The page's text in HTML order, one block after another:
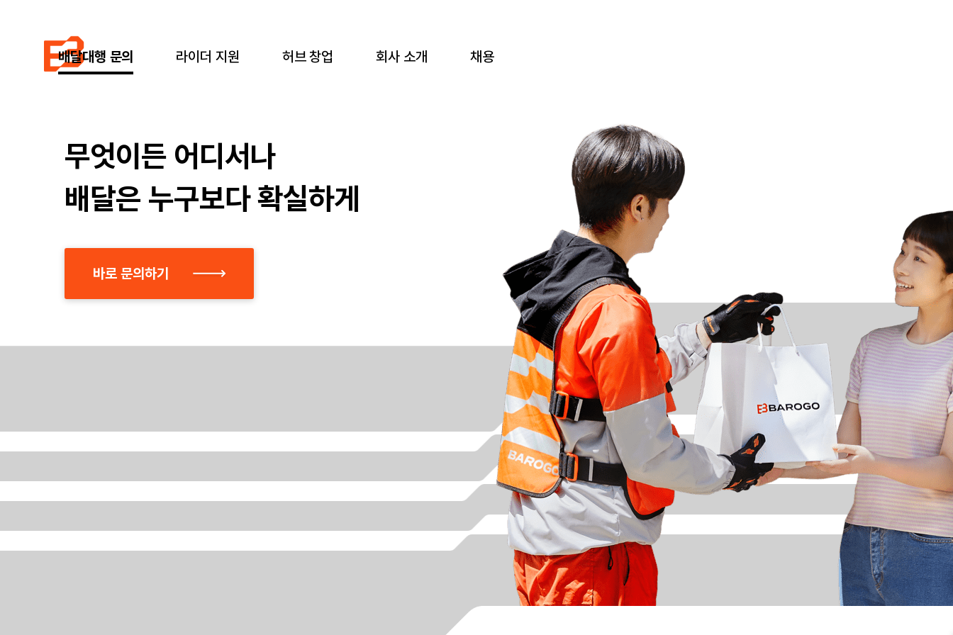
배달대행 문의 라이더 지원 허브 창업 회사 소개 채용
무엇이든 어디서나
배달은 누구보다 확실하게
바로 문의하기